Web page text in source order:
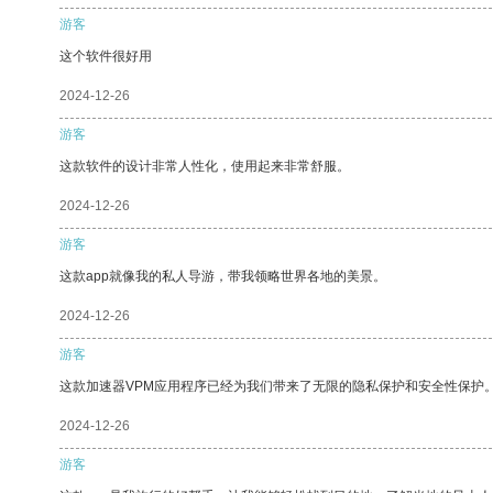
游客
这个软件很好用
2024-12-26
游客
这款软件的设计非常人性化，使用起来非常舒服。
2024-12-26
游客
这款app就像我的私人导游，带我领略世界各地的美景。
2024-12-26
游客
这款加速器VPM应用程序已经为我们带来了无限的隐私保护和安全性保护
2024-12-26
游客